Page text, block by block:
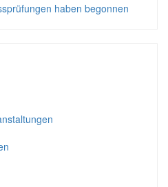
haben begonnen